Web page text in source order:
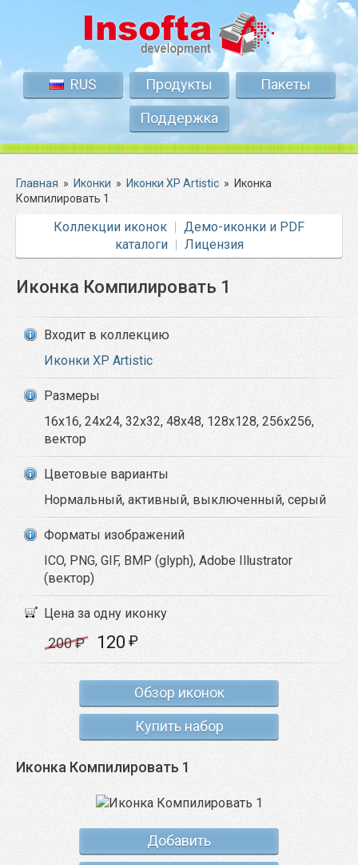
RUS Продукты
Пакеты
Поддержка
Главная » Иконки » Иконки XP Artistic » Иконка
Компилировать 1
Коллекции иконок
Демо-иконки и PDF
каталоги
Лицензия
Иконка Компилировать 1
Входит в коллекцию
Иконки XP Artistic
Размеры
16x16, 24x24, 32x32, 48x48, 128x128, 256x256,
вектор
Цветовые варианты
Нормальный, активный, выключенный, серый
Форматы изображений
ICO, PNG, GIF, BMP (glyph), Adobe Illustrator
(вектор)
Цена за одну иконку
200₽ 120 ₽
Обзор иконок
Купить набор
Иконка Компилировать 1
Добавить